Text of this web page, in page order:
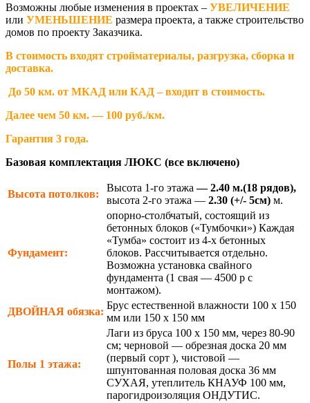
Возможны любые изменения в проектах – УВЕЛИЧЕНИЕ
или УМЕНЬШЕНИЕ размера проекта, а также строительство
домов по проекту Заказчика.
В стоимость входят стройматериалы, разгрузка, сборка и
доставка.
До 50 км. от МКАД или КАД – входит в стоимость.
Далее чем 50 км. — 100 руб./км.
Гарантия 3 года.
Базовая комплектация ЛЮКС (все включено)
Высота потолков:
Высота 1-го этажа— 2.40 м.(18 рядов),
высота 2-го этажа — 2.30 (+/- 5см) м.
Фундамент:
опорно-столбчатый, состоящий из
бетонных блоков («Тумбочки») Каждая
«Тумба» состоит из 4-х бетонных
блоков. Рассчитывается отдельно.
Возможна установка свайного
фундамента (1 свая — 4500 р с
монтажом).
ДВОЙНАЯ обязка:
Брус естественной влажности 100 х 150
мм или 150 х 150 мм
Полы 1 этажа:
Лаги из бруса 100 х 150 мм, через 80-90
см; черновой — обрезная доска 20 мм
(первый сорт ), чистовой —
шпунтованная половая доска 36 мм
СУХАЯ, утеплитель КНАУФ 100 мм,
парогидроизоляция ОНДУТИС.